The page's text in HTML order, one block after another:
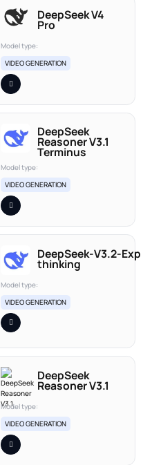
DeepSeek V4
Pro
Model type:
VIDEO GENERATION
DeepSeek
Reasoner V3.1
Terminus
Model type:
VIDEO GENERATION
DeepSeek‑V3.2‑Exp
thinking
Model type:
VIDEO GENERATION
DeepSeek
Reasoner V3.1
Model type:
VIDEO GENERATION